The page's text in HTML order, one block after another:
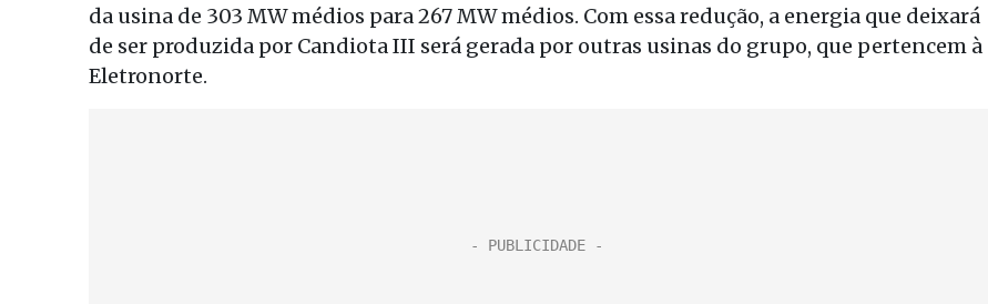
da usina de 303 MW médios para 267 MW médios. Com essa redução, a energia que deixará
de ser produzida por Candiota III será gerada por outras usinas do grupo, que pertencem à
Eletronorte.